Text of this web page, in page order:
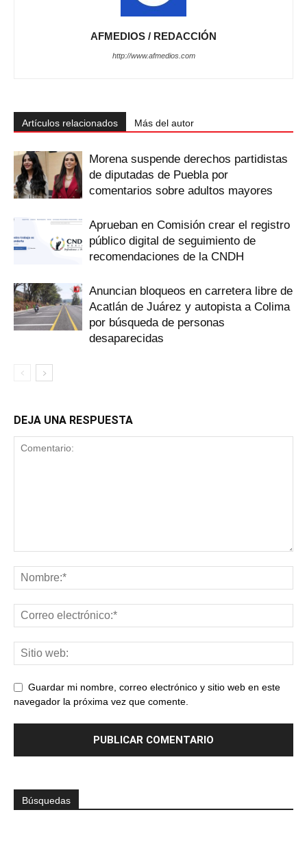
AFMEDIOS / REDACCIÓN
http://www.afmedios.com
Artículos relacionados Más del autor
Morena suspende derechos partidistas
de diputadas de Puebla por
comentarios sobre adultos mayores
Aprueban en Comisión crear el registro
público digital de seguimiento de
recomendaciones de la CNDH
Anuncian bloqueos en carretera libre de
Acatlán de Juárez y autopista a Colima
por búsqueda de personas
desaparecidas
DEJA UNA RESPUESTA
Guardar mi nombre, correo electrónico y sitio web en este
navegador la próxima vez que comente.
Búsquedas